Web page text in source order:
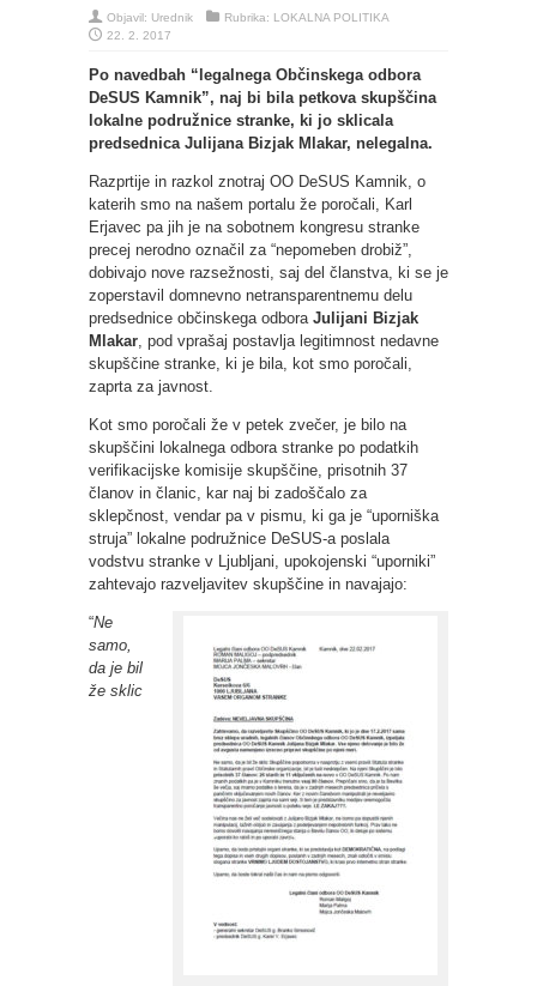
Objavil: Urednik Rubrika: LOKALNA POLITIKA
22. 2. 2017
Po navedbah “legalnega Občinskega odbora
DeSUS Kamnik”, naj bi bila petkova skupščina
lokalne podružnice stranke, ki jo sklicala
predsednica Julijana Bizjak Mlakar, nelegalna.
Razprtije in razkol znotraj OO DeSUS Kamnik, o
katerih smo na našem portalu že poročali, Karl
Erjavec pa jih je na sobotnem kongresu stranke
precej nerodno označil za “nepomeben drobiž”,
dobivajo nove razsežnosti, saj del članstva, ki se je
zoperstavil domnevno netransparentnemu delu
predsednice občinskega odbora Julijani Bizjak
Mlakar , pod vprašaj postavlja legitimnost nedavne
skupščine stranke, ki je bila, kot smo poročali,
zaprta za javnost.
Kot smo poročali že v petek zvečer, je bilo na
skupščini lokalnega odbora stranke po podatkih
verifikacijske komisije skupščine, prisotnih 37
članov in članic, kar naj bi zadoščalo za
sklepčnost, vendar pa v pismu, ki ga je “uporniška
struja” lokalne podružnice DeSUS-a poslala
vodstvu stranke v Ljubljani, upokojenski “uporniki”
zahtevajo razveljavitev skupščine in navajajo:
“Ne
samo,
da je bil
že sklic